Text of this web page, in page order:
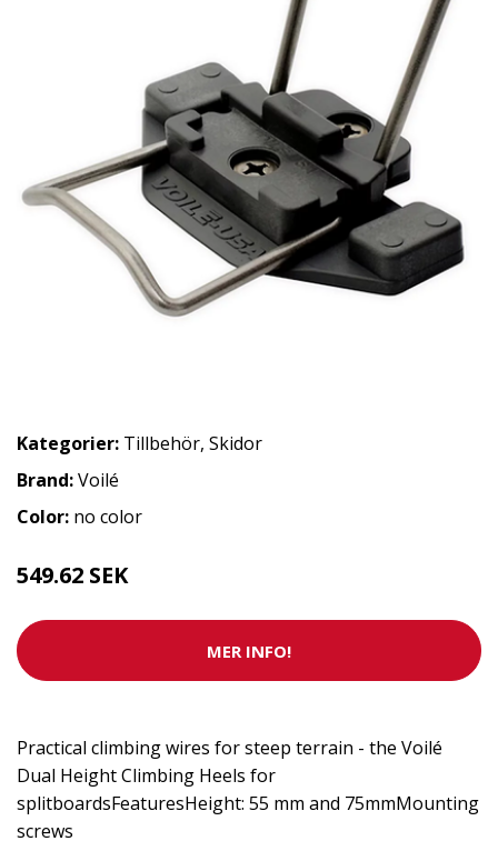
Kategorier: Tillbehör, Skidor
Brand:Voilé
Color: no color
549.62 SEK
MER INFO!
Practical climbing wires for steep terrain - the Voilé
Dual Height Climbing Heels for
splitboardsFeaturesHeight: 55 mm and 75mmMounting
screws